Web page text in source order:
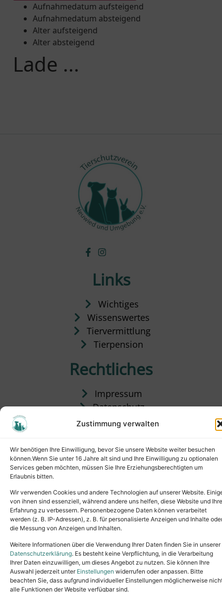
Zustimmung verwalten
Wir benötigen Ihre Einwilligung, bevor Sie unsere Website weiter besuchen
können.Wenn Sie unter 16 Jahre alt sind und Ihre Einwilligung zu optionalen
Services geben möchten, müssen Sie Ihre Erziehungsberechtigten um
Erlaubnis bitten.
Wir verwenden Cookies und andere Technologien auf unserer Website.
von ihnen sind essenziell, während andere uns helfen, diese Website und Ihre
Erfahrung zu verbessern. Personenbezogene Daten können verarbeitet
werden (z. B. IP-Adressen), z. B. für personalisierte Anzeigen und Inhalte
die Messung von Anzeigen und Inhalten.
Weitere Informationen über die Verwendung Ihrer Daten finden Sie in unserer
Datenschutzerklärung. Es besteht keine Verpflichtung, in die Verarbeitung
Ihrer Daten einzuwilligen, um dieses Angebot zu nutzen. Sie können Ihre
Auswahl jederzeit unter Einstellungen widerrufen oder anpassen. Bitte
beachten Sie, dass aufgrund individueller Einstellungen möglicherweise
alle Funktionen der Website verfügbar sind.
Aufnahmedatum aufsteigend
Aufnahmedatum absteigend
Alter aufsteigend
Alter absteigend
Lade ...
Links
Wichtiges
Wissenswertes
Tiervermittlung
Tierpension
Rechtliches
Impressum
Datenschutz
Satzung
Copyright © 2024. All rights reserved.
Tel.: (02631) 55356buero@tierheim-neuwied.de
Ludwigshof 1, 56567 Neuwied